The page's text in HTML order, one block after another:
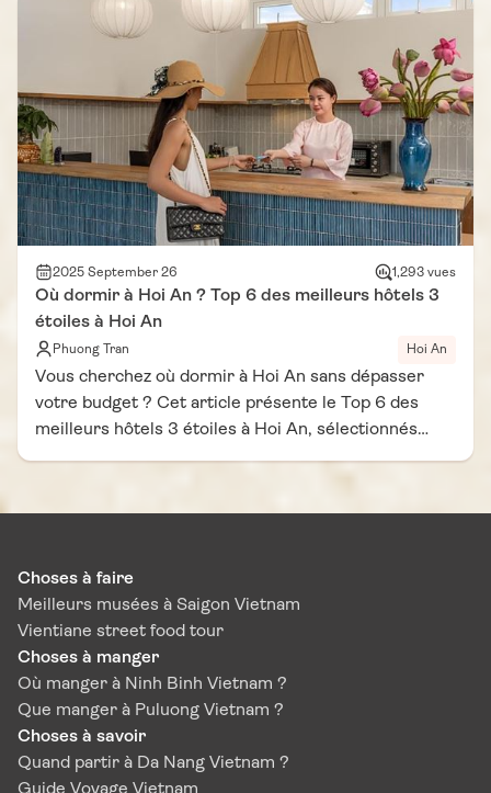
savoureuses mais portent également une forte
empreinte culturelle, mêlant traditions
vietnamiennes et influences de Chine et du Japon.
Des Cao Lau moelleux aux Banh Mi croustillants,
chaque plat est un chef-d'œuvre reflétant l’âme de la
ville ancienne. Que manger à Hoi An ? Ce blog
présentera les 6 spécialités les plus délicieuses et
célèbres de Hoi An, vous aidant à planifier votre
voyage culinaire. Découvrez la cuisine vietnamienne
à travers ces plats emblématiques, de leur histoire à
leur dégustation, pour rendre votre voyage parfait.
Explorez ces plats incontournables de Hoi An pour
une expérience gustative inoubliable dans cette ville
patrimoine UNESCO.
2025 September 26 1,293 vues
Où dormir à Hoi An ? Top 6 des meilleurs hôtels 3
étoiles à Hoi An
Phuong Tran Hoi An
Vous cherchez où dormir à Hoi An sans dépasser
votre budget ? Cet article présente le Top 6 des
meilleurs hôtels 3 étoiles à Hoi An, sélectionnés
pour leur confort, leur emplacement idéal et leur
à Hoi An combine chambres propres, accueil
famille ou entre amis, vous trouverez ici le meilleur
hôtel à Hoi An adapté à vos besoins. Découvrez
notre guide pour choisir facilement votre
hébergement et profiter pleinement de la charmante
ville de Hoi An.
Choses à faire
Meilleurs musées à Saigon Vietnam
Vientiane street food tour
Choses à manger
Où manger à Ninh Binh Vietnam ?
Que manger à Puluong Vietnam ?
Choses à savoir
Quand partir à Da Nang Vietnam ?